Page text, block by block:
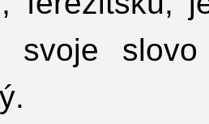
svoje